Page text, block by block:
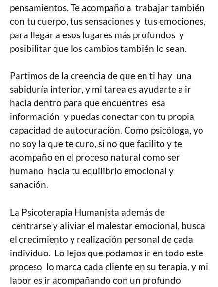
pensamientos. Te acompaño a trabajar también
con tu cuerpo, tus sensaciones y tus emociones,
para llegar a esos lugares más profundos y
posibilitar que los cambios también lo sean.
Partimos de la creencia de que en ti hay una
sabiduría interior, y mi tarea es ayudarte a ir
hacia dentro para que encuentres esa
información y puedas conectar con tu propia
capacidad de autocuración. Como psicóloga, yo
no soy la que te curo, si no que facilito y te
acompaño en el proceso natural como ser
humano hacia tu equilibrio emocional y
sanación.
La Psicoterapia Humanista además de
centrarse y aliviar el malestar emocional, busca
el crecimiento y realización personal de cada
individuo. Lo lejos que podamos ir en todo este
proceso lo marca cada cliente en su terapia, y mi
labor es ir acompañando con un profundo